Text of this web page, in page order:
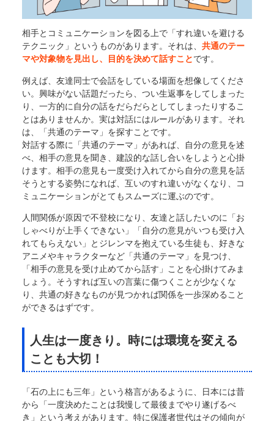
相手とコミュニケーションを図る上で「すれ違いを避ける
テクニック」というものがあります。それは、 共通のテー
マや対象物を見出し、目的を決めて話すことです。
例えば、友達同士で会話をしている場面を想像してくださ
い。興味がない話題だったら、つい生返事をしてしまった
り、一方的に自分の話をだらだらとしてしまったりするこ
とはありませんか。実は対話にはルールがあります。それ
は、「共通のテーマ」を探すことです。
対話する際に「共通のテーマ」があれば、自分の意見を述
べ、相手の意見を聞き、建設的な話し合いをしようと心掛
けます。相手の意見も一度受け入れてから自分の意見を話
そうとする姿勢になれば、互いのすれ違いがなくなり、コ
ミュニケーションがとてもスムーズに運ぶのです。
人間関係が原因で不登校になり、友達と話したいのに「お
しゃべりが上手くできない」「自分の意見がいつも受け入
れてもらえない」とジレンマを抱えている生徒も、好きな
アニメやキャラクターなど「共通のテーマ」を見つけ、
「相手の意見を受け止めてから話す」ことを心掛けてみま
しょう。そうすれば互いの言葉に傷つくことが少なくな
り、共通の好きなものが見つかれば関係を一歩深めること
ができるはずです。
人生は一度きり。時には環境を変える
ことも大切！
「石の上にも三年」という格言があるように、日本には昔
から「一度決めたことは我慢して最後までやり遂げるべ
き」という考えがあります。特に保護者世代はその傾向が